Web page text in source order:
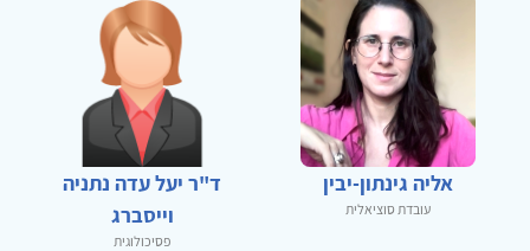
אליה גינתון-יבין
עובדת סוציאלית
ד"ר יעל עדה נתניה
וייסברג
פסיכולוגית